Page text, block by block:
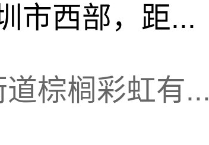
市西部，距...
棕榈彩虹有...